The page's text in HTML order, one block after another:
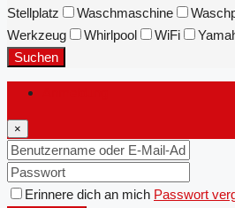
Stellplatz
Waschmaschine
Werkzeug
Whirlpool WiFi
Suchen
×
Erinnere dich an mich Passwort